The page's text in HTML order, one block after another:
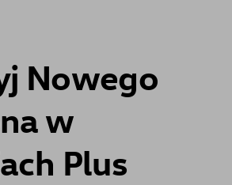
Nowego
w
Plus